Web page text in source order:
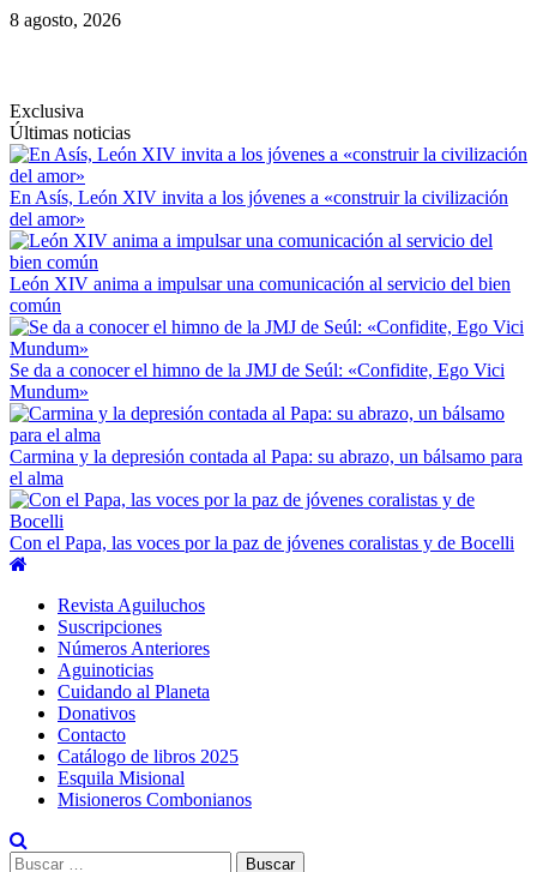
Saltar
8 agosto, 2026
Exclusiva
Últimas noticias
En Asís, León XIV invita a los jóvenes a «construir la civilización
del amor»
León XIV anima a impulsar una comunicación al servicio del bien
común
Se da a conocer el himno de la JMJ de Seúl: «Confidite, Ego Vici
Mundum»
Carmina y la depresión contada al Papa: su abrazo, un bálsamo para
el alma
Con el Papa, las voces por la paz de jóvenes coralistas y de Bocelli
Revista Aguiluchos
Suscripciones
Números Anteriores
Aguinoticias
Cuidando al Planeta
Donativos
Contacto
Catálogo de libros 2025
Esquila Misional
Misioneros Combonianos
Buscar: